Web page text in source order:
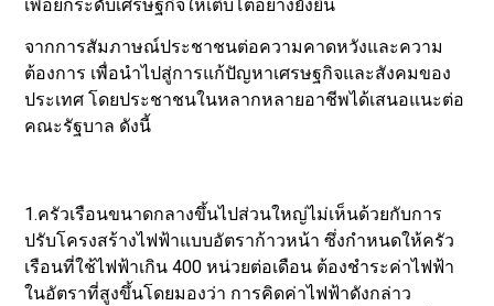
เพื่อยกระดับเศรษฐกิจให้เติบโตอย่างยั่งยืน
จากการสัมภาษณ์ประชาชนต่อความคาดหวังและความ
ต้องการ เพื่อนำไปสู่การแก้ปัญหาเศรษฐกิจและสังคมของ
ประเทศ โดยประชาชนในหลากหลายอาชีพได้เสนอแนะต่อ
คณะรัฐบาล ดังนี้
1.ครัวเรือนขนาดกลางขึ้นไปส่วนใหญ่ไม่เห็นด้วยกับการ
ปรับโครงสร้างไฟฟ้าแบบอัตราก้าวหน้า ซึ่งกำหนดให้ครัว
เรือนที่ใช้ไฟฟ้าเกิน 400 หน่วยต่อเดือน ต้องชำระค่าไฟฟ้า
ในอัตราที่สูงขึ้นโดยมองว่า การคิดค่าไฟฟ้าดังกล่าว